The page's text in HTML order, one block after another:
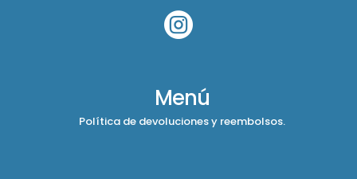

Menú
Política de devoluciones y reembolsos.